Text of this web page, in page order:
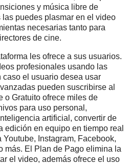
y música libre de
puedes plasmar en el video
necesarias tanto para
de cine.
les ofrece a sus usuarios.
profesionales usando las
caso el usuario desea usar
pueden suscribirse al
o Gratuito ofrece miles de
para uso personal,
artificial, convertir de
edición en equipo en tiempo real
Instagram, Facebook,
más. El Plan de Pago elimina la
el video, además ofrece el uso